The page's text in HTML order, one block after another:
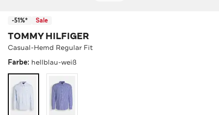
-51%* Sale
TOMMY HILFIGER
Casual-Hemd Regular Fit
Farbe: hellblau-weiß